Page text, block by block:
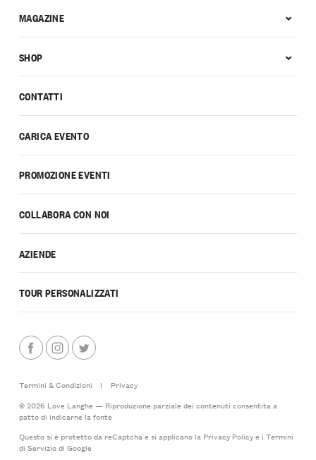
CONTATTI
CARICA EVENTO
PROMOZIONE EVENTI
COLLABORA CON NOI
AZIENDE
TOUR PERSONALIZZATI
MAGAZINE
SHOP
Termini & Condizioni |
Privacy
© 2026 Love Langhe — Riproduzione parziale dei contenuti consentita a
patto di indicarne la fonte
Questo si è protetto da reCaptcha e si applicano la Privacy Policye i Termini
di Serviziodi Google